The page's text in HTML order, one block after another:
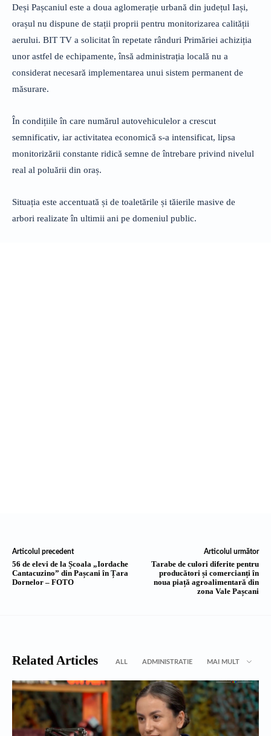
Deși Pașcaniul este a doua aglomerație urbană din județul Iași,
orașul nu dispune de stații proprii pentru monitorizarea calității
aerului. BIT TV a solicitat în repetate rânduri Primăriei achiziția
unor astfel de echipamente, însă administrația locală nu a
considerat necesară implementarea unui sistem permanent de
măsurare.
În condițiile în care numărul autovehiculelor a crescut
semnificativ, iar activitatea economică s-a intensificat, lipsa
monitorizării constante ridică semne de întrebare privind nivelul
real al poluării din oraș.
Situația este accentuată și de toaletările și tăierile masive de
arbori realizate în ultimii ani pe domeniul public.
Articolul precedent
56 de elevi de la Școala „Iordache
Cantacuzino” din Pașcani în Țara
Dornelor – FOTO
Articolul următor
Tarabe de culori diferite pentru
producători și comercianți în
noua piață agroalimentară din
zona Vale Pașcani
Related Articles ALL ADMINISTRATIE MAI MULT